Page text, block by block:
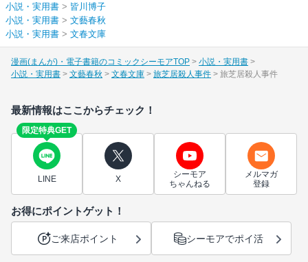
小説・実用書 > 皆川博子
小説・実用書 > 文藝春秋
小説・実用書 > 文春文庫
漫画(まんが)・電子書籍のコミックシーモアTOP
小説・実用書
小説・実用書
文藝春秋 文春文庫 旅芝居殺人事件 旅芝居殺人事件
最新情報はここからチェック！
限定特典GET
LINE X
シーモア
ちゃんねる
メルマガ
登録
お得にポイントゲット！
ご来店ポイント シーモアでポイ活